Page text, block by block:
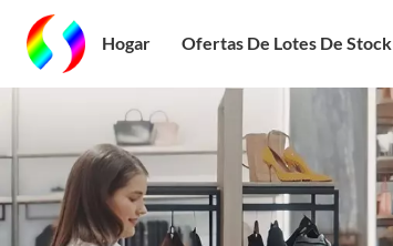
Hogar Ofertas De Lotes De Stock